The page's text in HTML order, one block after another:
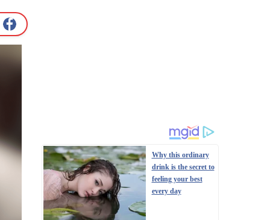
Why this ordinary
drink is the secret to
feeling your best
every day